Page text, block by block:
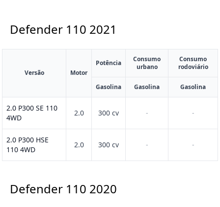
Defender 110 2021
Versão Motor
Potência
Consumo
urbano
Consumo
rodoviário
Gasolina Gasolina Gasolina
2.0 P300 SE 110
4WD
2.0 300 cv - -
2.0 P300 HSE
110 4WD
2.0 300 cv - -
Defender 110 2020